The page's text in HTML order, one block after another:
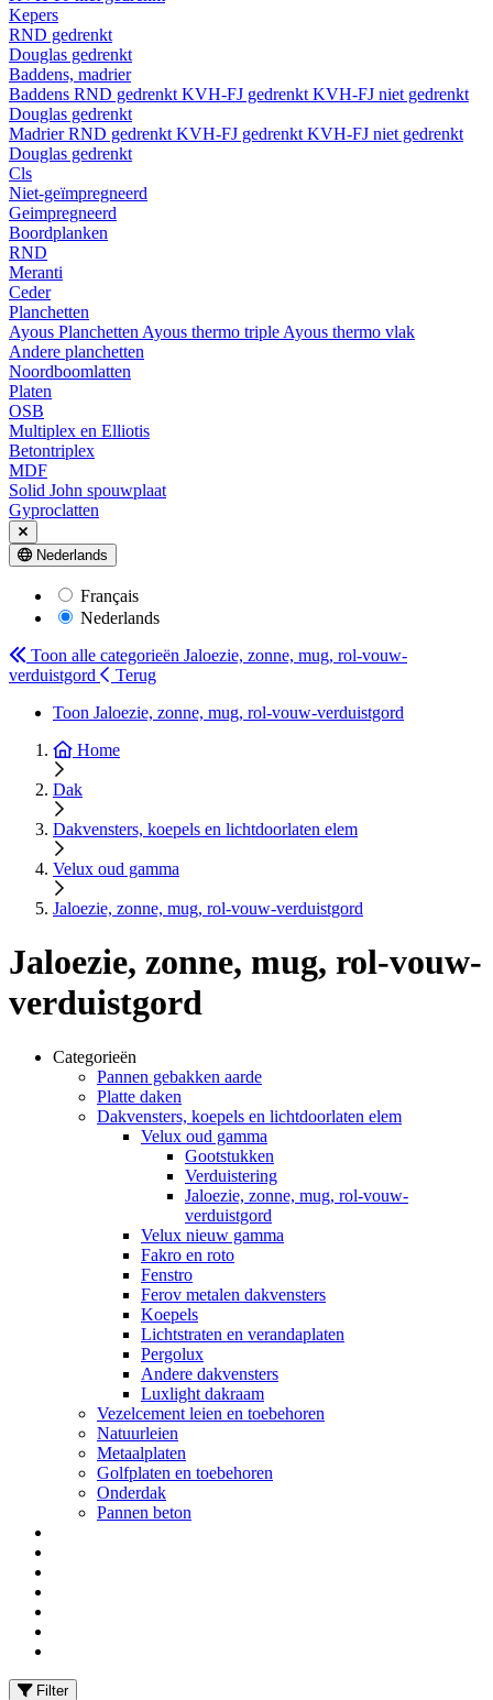
Kepers
RND gedrenkt
Douglas gedrenkt
Baddens, madrier
Baddens RND gedrenkt KVH-FJ gedrenkt KVH-FJ niet gedrenkt
Douglas gedrenkt
MadrierRND gedrenkt KVH-FJ gedrenkt KVH-FJ niet gedrenkt
Douglas gedrenkt
Cls
Niet-geïmpregneerd
Geimpregneerd
Boordplanken
RND
Meranti
Ceder
Planchetten
Ayous Planchetten Ayous thermo triple Ayous thermo vlak
Andere planchetten
Noordboomlatten
Platen
OSB
Multiplex en Elliotis
Betontriplex
MDF
Solid John spouwplaat
Gyproclatten
Nederlands
Français
Nederlands
Toon alle categorieën Jaloezie, zonne, mug, rol-vouw-
verduistgord
Terug
Toon Jaloezie, zonne, mug, rol-vouw-verduistgord
Home
Dak
Dakvensters, koepels en lichtdoorlaten elem
Velux oud gamma
Jaloezie, zonne, mug, rol-vouw-verduistgord
Jaloezie, zonne, mug, rol-vouw-
verduistgord
Categorieën
Pannen gebakken aarde
Platte daken
Dakvensters, koepels en lichtdoorlaten elem
Velux oud gamma
Gootstukken
Verduistering
Jaloezie, zonne, mug, rol-vouw-
verduistgord
Velux nieuw gamma
Fakro en roto
Fenstro
Ferov metalen dakvensters
Koepels
Lichtstraten en verandaplaten
Pergolux
Andere dakvensters
Luxlight dakraam
Vezelcement leien en toebehoren
Natuurleien
Metaalplaten
Golfplaten en toebehoren
Onderdak
Pannen beton
Filter